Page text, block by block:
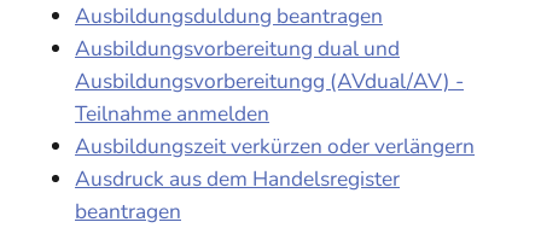
Ausbildungsduldung beantragen
Ausbildungsvorbereitung dual und
Ausbildungsvorbereitungg (AVdual/AV) -
Teilnahme anmelden
Ausbildungszeit verkürzen oder verlängern
Ausdruck aus dem Handelsregister
beantragen